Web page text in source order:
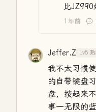
比JZ990
1年前
Jeffer.Z Lv5.
我不太习惯
的自带键盘
盘，按起来
事一无限的